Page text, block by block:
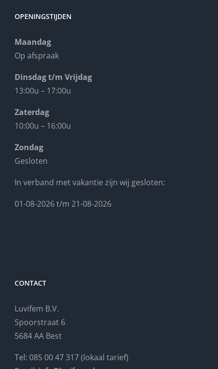
OPENINGSTIJDEN
Maandag
Op afspraak
Dinsdag t/m Vrijdag
13:00u – 17:00u
Zaterdag
10:00u – 16:00u
Zondag
Gesloten
In verband met vakantie zijn wij gesloten:
01-08-2026 t/m 21-08-2026
CONTACT
Luvifem B.V.
Spoorstraat 6
5684 AA Best
Tel: 085 00 47 317 (lokaal tarief)